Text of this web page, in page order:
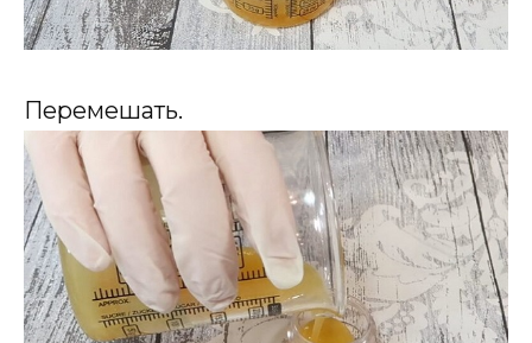
Перемешать.